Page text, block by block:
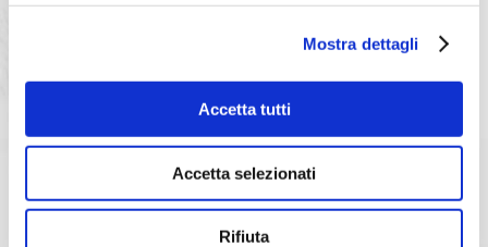
Mostra dettagli
Accetta tutti
Accetta selezionati
Rifiuta
Ho Letto l'informativa